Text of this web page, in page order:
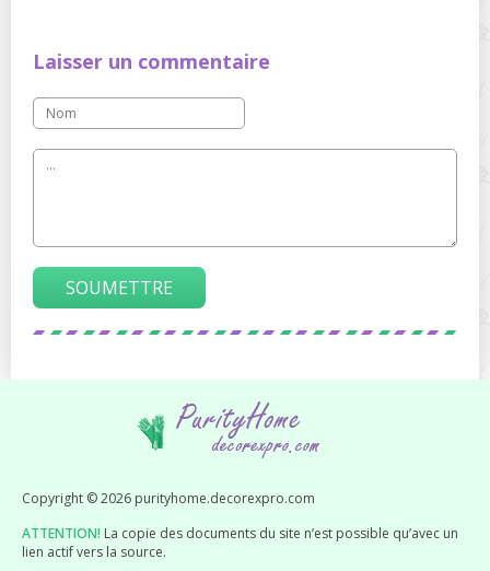
Laisser un commentaire
SOUMETTRE
Copyright © 2026 purityhome.decorexpro.com
ATTENTION! La copie des documents du site n’est possible qu’avec un
lien actif vers la source.